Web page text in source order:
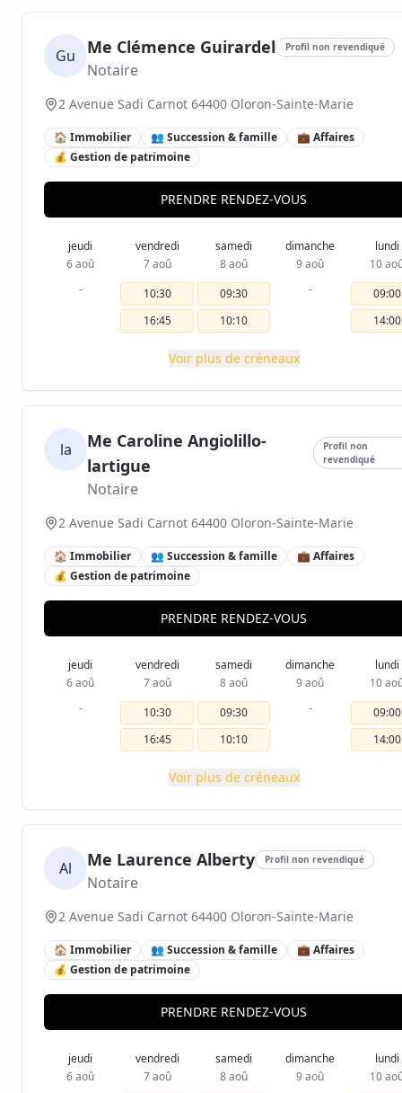
Gu Me Clémence Guirardel Profil non revendiqué
Notaire
2 Avenue Sadi Carnot 64400 Oloron-Sainte-Marie
🏠 Immobilier 👥 Succession & famille
💼 Affaires
💰 Gestion de patrimoine
PRENDRE RENDEZ-VOUS
jeudi
6 aoû
-
vendredi
7 aoû
10:30
16:45
samedi
8 aoû
09:30
10:10
dimanche
9 aoû
-
lundi
10
09:00
14:00
Voir plus de créneaux
la
Me Caroline Angiolillo-
lartigue
Profil non
revendiqué
Notaire
2 Avenue Sadi Carnot 64400 Oloron-Sainte-Marie
🏠 Immobilier 👥 Succession & famille
💼 Affaires
💰 Gestion de patrimoine
PRENDRE RENDEZ-VOUS
jeudi
6 aoû
-
vendredi
7 aoû
10:30
16:45
samedi
8 aoû
09:30
10:10
dimanche
9 aoû
-
lundi
10
09:00
14:00
Voir plus de créneaux
Al Me Laurence Alberty Profil non revendiqué
Notaire
2 Avenue Sadi Carnot 64400 Oloron-Sainte-Marie
🏠 Immobilier 👥 Succession & famille
💼 Affaires
💰 Gestion de patrimoine
PRENDRE RENDEZ-VOUS
jeudi
6 aoû
vendredi
7 aoû
samedi
8 aoû
dimanche
9 aoû
lundi
10